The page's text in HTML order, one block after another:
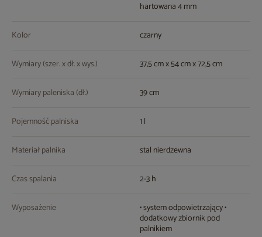
hartowana 4 mm
Kolor czarny
Wymiary (szer. x dł. x wys.) 37,5 cm x 54 cm x 72,5 cm
Wymiary paleniska (dł.) 39 cm
Pojemność palniska 1 l
Materiał palnika stal nierdzewna
Czas spalania 2-3 h
Wyposażenie • system odpowietrzający •
dodatkowy zbiornik pod
palnikiem